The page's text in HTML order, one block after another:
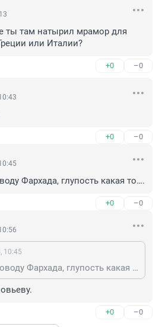
ты там натырил мрамор для
или Италии?
+0 –0
+0 –0
Фархада, глупость какая то….
+0 –0
10:45
Гость, юмор по поводу Фархада, глупость какая то….
+0 –0